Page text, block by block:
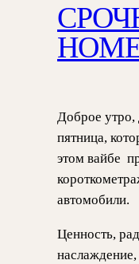
Доброе утро,
пятница,
этом вайбе
автомобили.
Ценность,